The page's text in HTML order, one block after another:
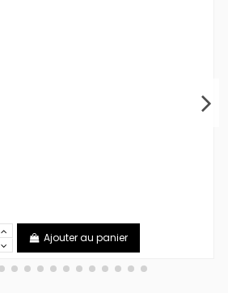
Ajouter au panier